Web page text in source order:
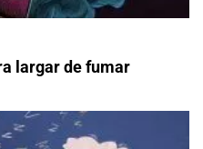
largar de fumar